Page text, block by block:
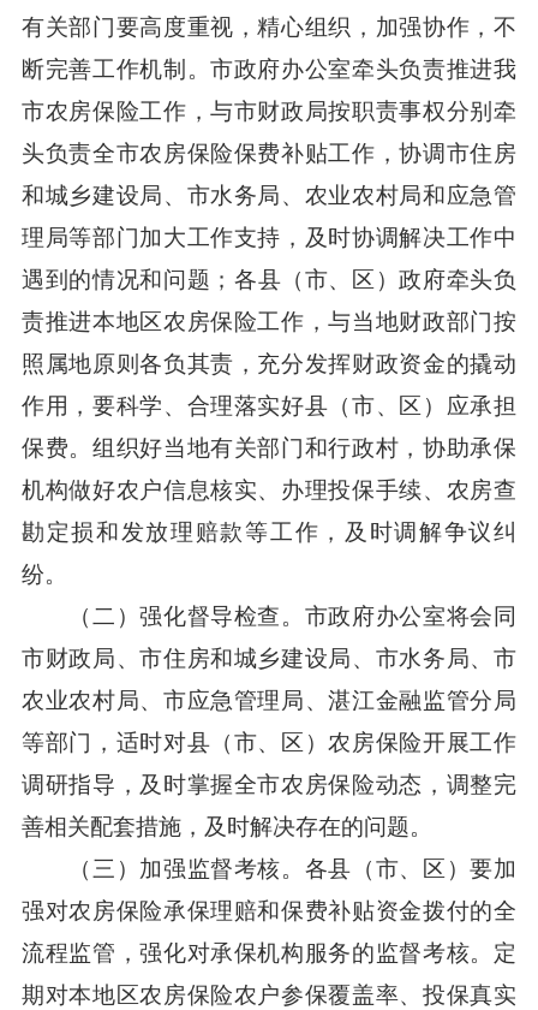
有关部门要高度重视，精心组织，加强协作，不
断完善工作机制。市政府办公室牵头负责推进我
市农房保险工作，与市财政局按职责事权分别牵
头负责全市农房保险保费补贴工作，协调市住房
和城乡建设局、市水务局、农业农村局和应急管
理局等部门加大工作支持，及时协调解决工作中
遇到的情况和问题；各县（市、区）政府牵头负
责推进本地区农房保险工作，与当地财政部门按
照属地原则各负其责，充分发挥财政资金的撬动
作用，要科学、合理落实好县（市、区）应承担
保费。组织好当地有关部门和行政村，协助承保
机构做好农户信息核实、办理投保手续、农房查
勘定损和发放理赔款等工作，及时调解争议纠
纷。
（二）强化督导检查。市政府办公室将会同
市财政局、市住房和城乡建设局、市水务局、市
农业农村局、市应急管理局、湛江金融监管分局
等部门，适时对县（市、区）农房保险开展工作
调研指导，及时掌握全市农房保险动态，调整完
善相关配套措施，及时解决存在的问题。
（三）加强监督考核。各县（市、区）要加
强对农房保险承保理赔和保费补贴资金拨付的全
流程监管，强化对承保机构服务的监督考核。定
期对本地区农房保险农户参保覆盖率、投保真实